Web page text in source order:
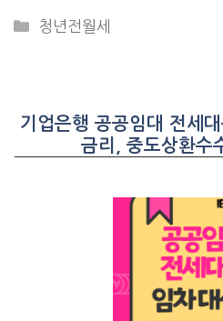
CATEGORIES
청년전월세
기업은행 공공임대 전세
금리, 중도상환수